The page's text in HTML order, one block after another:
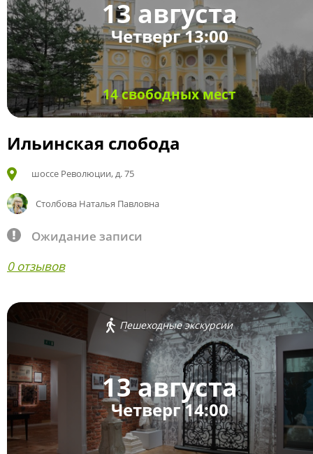
13 августа
Четверг 13:00
14 свободных мест
Ильинская слобода
шоссе Революции, д. 75
Столбова Наталья Павловна
Ожидание записи
0 отзывов
Пешеходные экскурсии
13 августа
Четверг 14:00